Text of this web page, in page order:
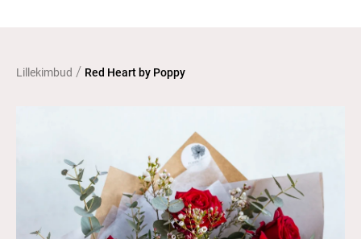
Lillekimbud / Red Heart by Poppy